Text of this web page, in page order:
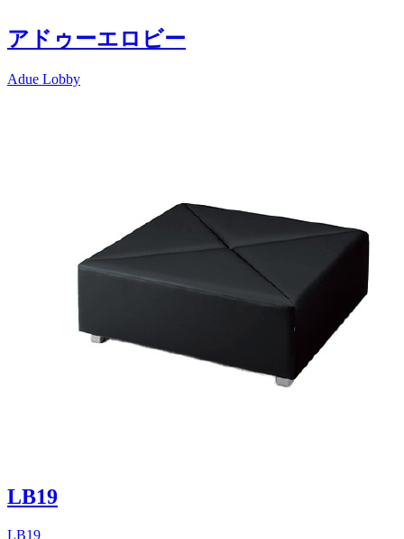
アドゥーエロビー
Adue Lobby
LB19
LB19